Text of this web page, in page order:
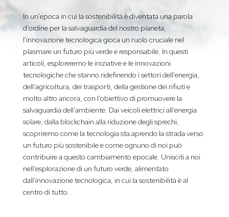
In un'epoca in cui la sostenibilità è diventata una parola
d'ordine per la salvaguardia del nostro pianeta,
l'innovazione tecnologica gioca un ruolo cruciale nel
plasmare un futuro più verde e responsabile. In questi
articoli, esploreremo le iniziative e le innovazioni
tecnologiche che stanno ridefinendo i settori dell'energia,
dell'agricoltura, dei trasporti, della gestione dei rifiuti e
molto altro ancora, con l'obiettivo di promuovere la
salvaguardia dell'ambiente. Dai veicoli elettrici all'energia
solare, dalla blockchain alla riduzione degli sprechi,
scopriremo come la tecnologia sta aprendo la strada verso
un futuro più sostenibile e come ognuno di noi può
contribuire a questo cambiamento epocale. Unisciti a noi
nell'esplorazione di un futuro verde, alimentato
dall'innovazione tecnologica, in cui la sostenibilità è al
centro di tutto.